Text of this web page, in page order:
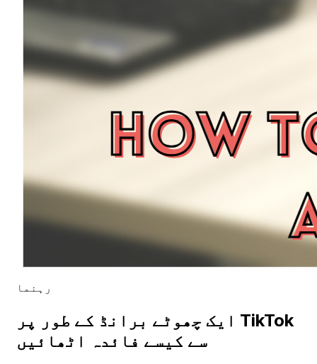
رہنما
ایک چھوٹے برانڈ کے طور پر TikTok
سے کیسے فائدہ اٹھائیں